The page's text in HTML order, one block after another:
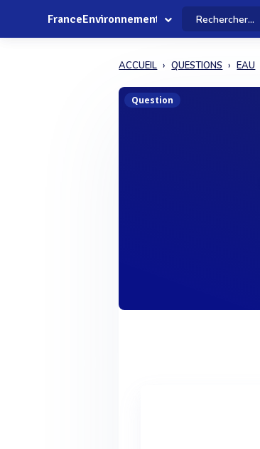
FranceEnvironnement
ACCUEIL QUESTIONS EAU
Question